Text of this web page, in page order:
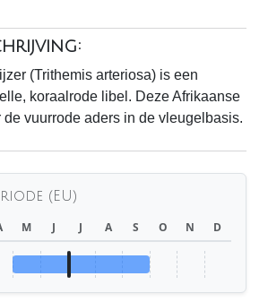
(Trithemis arteriosa) is een
koraalrode libel. Deze Afrikaanse
de vuurrode aders in de vleugelbasis.
(EU)
M J J A S O N D